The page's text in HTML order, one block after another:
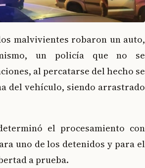
malvivientes robaron un auto,
un policía que no se
al percatarse del hecho se
del vehículo, siendo arrastrado
el procesamiento con
uno de los detenidos y para el
a prueba.